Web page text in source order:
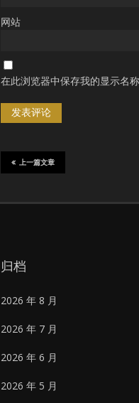
网站
在此浏览器中保存我的显示名
上一篇文章
归档
2026 年 8 月
2026 年 7 月
2026 年 6 月
2026 年 5 月